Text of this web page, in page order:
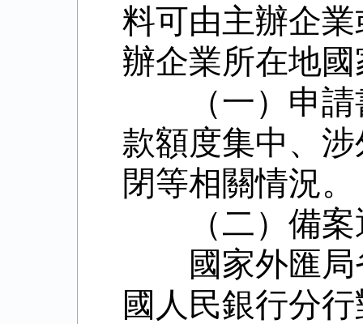
料可由主辦企
辦企業所在地
（一）申
款額度集中、
閉等相關情況。
（二）備
國家外匯
國人民銀行分